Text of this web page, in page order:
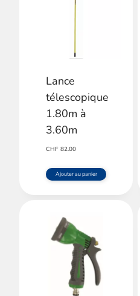
Lance
télescopique
1.80m à
3.60m
CHF 82.00
Ajouter au panier